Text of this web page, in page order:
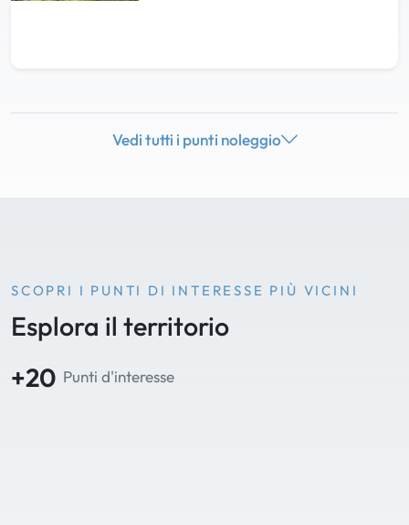
Vedi tutti i punti noleggio
SCOPRI I PUNTI DI INTERESSE PIÙ VICINI
Esplora il territorio
+20 Punti d'interesse